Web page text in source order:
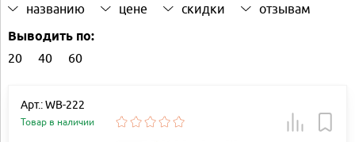
названию цене скидки отзывам
Выводить по:
20 40 60
Арт.: WB-222
Товар в наличии